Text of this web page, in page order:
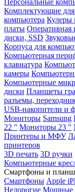
Персональные
Комплектующие
компьютера Кулеры
платы Оперативная
диски, SSD
Корпуса для
Компьютерная
клавиатура
камеры
Компьютерные
диски Планшеты
разъемы,
USB-накопители и
Мониторы Samsung
22 " Мониторы 23 "
Принтеры и МФУ
принтеров
3D печать 3D ручки
Компьютерные
Смартфоны и
Смартфоны Apple
Недорогие Мощные